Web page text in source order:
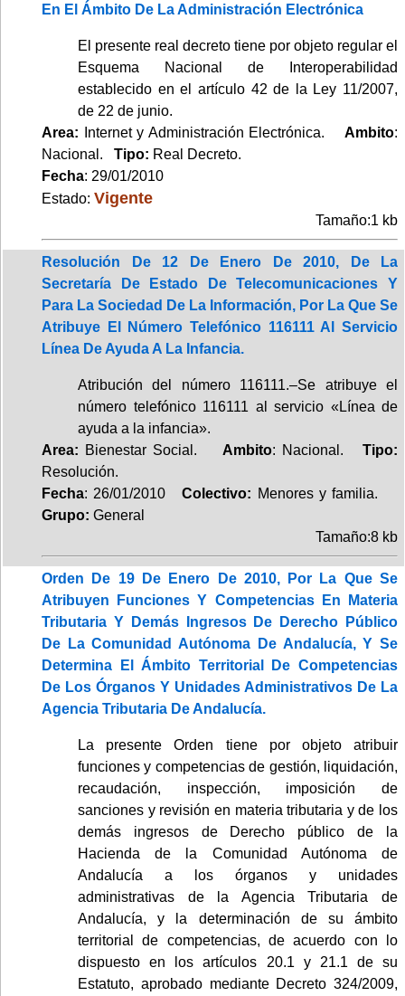
En El Ámbito De La Administración Electrónica
El presente real decreto tiene por objeto regular el
Esquema Nacional de Interoperabilidad
establecido en el artículo 42 de la Ley 11/2007,
de 22 de junio.
Area: Internet y Administración Electrónica. Ambito:
Nacional. Tipo: Real Decreto.
Fecha: 29/01/2010
Estado: Vigente
Tamaño:1 kb
Resolución De 12 De Enero De 2010, De La
Secretaría De Estado De Telecomunicaciones Y
Para La Sociedad De La Información, Por La Que Se
Atribuye El Número Telefónico 116111 Al Servicio
Línea De Ayuda A La Infancia.
Atribución del número 116111.–Se atribuye el
número telefónico 116111 al servicio «Línea de
ayuda a la infancia».
Area: Bienestar Social. Ambito: Nacional. Tipo:
Resolución.
Fecha: 26/01/2010 Colectivo: Menores y familia.
Grupo: General
Tamaño:8 kb
Orden De 19 De Enero De 2010, Por La Que Se
Atribuyen Funciones Y Competencias En Materia
Tributaria Y Demás Ingresos De Derecho Público
De La Comunidad Autónoma De Andalucía, Y Se
Determina El Ámbito Territorial De Competencias
De Los Órganos Y Unidades Administrativos De La
Agencia Tributaria De Andalucía.
La presente Orden tiene por objeto atribuir
funciones y competencias de gestión, liquidación,
recaudación, inspección, imposición de
sanciones y revisión en materia tributaria y de los
demás ingresos de Derecho público de la
Hacienda de la Comunidad Autónoma de
Andalucía a los órganos y unidades
administrativas de la Agencia Tributaria de
Andalucía, y la determinación de su ámbito
territorial de competencias, de acuerdo con lo
dispuesto en los artículos 20.1 y 21.1 de su
Estatuto, aprobado mediante Decreto 324/2009,